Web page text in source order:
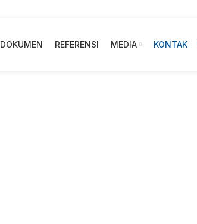
DOKUMEN REFERENSI MEDIA KONTAK